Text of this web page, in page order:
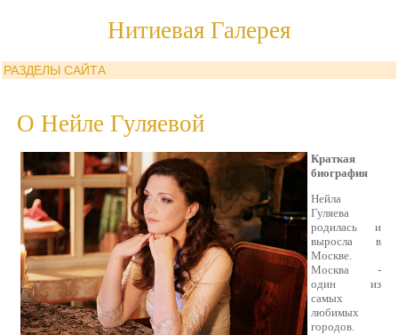
Нитиевая Галерея
РАЗДЕЛЫ САЙТА
О Нейле Гуляевой
Краткая
биография
Нейла
Гуляева
родилась и
выросла в
Москве.
Москва -
один из
самых
любимых
городов.